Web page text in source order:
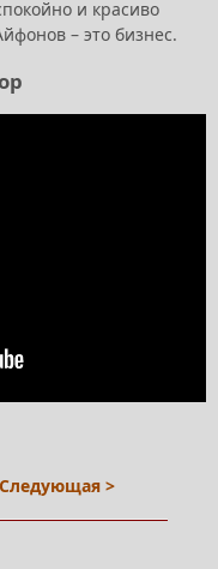
и красиво
– это бизнес.
Следующая >